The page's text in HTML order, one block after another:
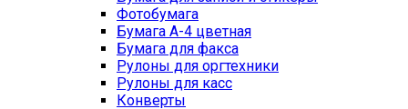
Фотобумага
Бумага А-4 цветная
Бумага для факса
Рулоны для оргтехники
Рулоны для касс
Конверты